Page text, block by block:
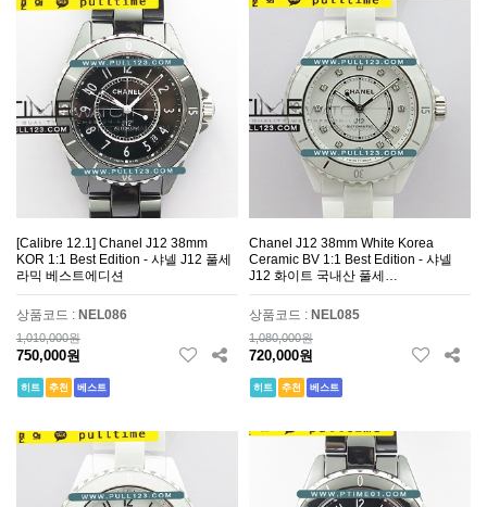
[Calibre 12.1] Chanel J12 38mm
KOR 1:1 Best Edition - 샤넬 J12 풀세
라믹 베스트에디션
상품코드 : NEL086
1,010,000원
750,000원
히트 추천 베스트
Chanel J12 38mm White Korea
Ceramic BV 1:1 Best Edition - 샤넬
J12 화이트 국내산 풀세…
상품코드 : NEL085
1,080,000원
720,000원
히트 추천 베스트